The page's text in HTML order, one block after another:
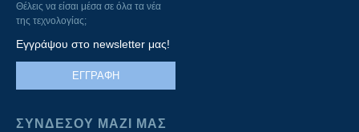
Θέλεις να είσαι μέσα σε όλα τα νέα
της τεχνολογίας;
Εγγράψου στο newsletter μας!
ΕΓΓΡΑΦΗ
ΣΥΝΔΕΣΟΥ ΜΑΖΙ ΜΑΣ